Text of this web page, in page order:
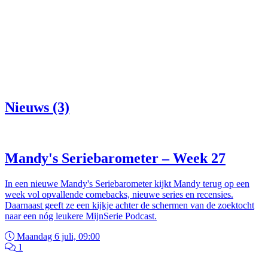
Nieuws (3)
Mandy's Seriebarometer – Week 27
In een nieuwe Mandy's Seriebarometer kijkt Mandy terug op een
week vol opvallende comebacks, nieuwe series en recensies.
Daarnaast geeft ze een kijkje achter de schermen van de zoektocht
naar een nóg leukere MijnSerie Podcast.
Maandag 6 juli, 09:00
1